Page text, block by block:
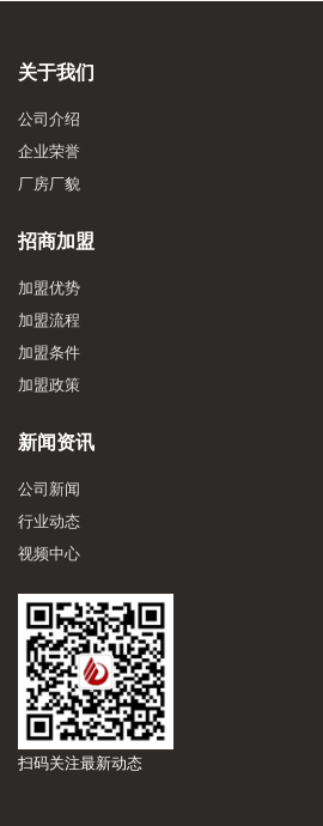
关于我们
公司介绍
企业荣誉
厂房厂貌
招商加盟
加盟优势
加盟流程
加盟条件
加盟政策
新闻资讯
公司新闻
行业动态
视频中心
扫码关注最新动态